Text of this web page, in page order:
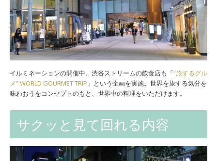
イルミネーションの開催中、渋谷ストリームの飲食店も「“旅するグル
メ” WORLD GOURMET TRIP 」という企画を実施。世界を旅する気分を
味わおうをコンセプトのもと、世界中の料理をいただけます。
サクッと見て回れる内容